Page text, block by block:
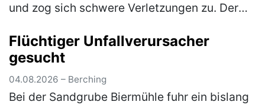
und zog sich schwere Verletzungen zu. Der
Radweg von Weihersdorf in Richtun…
Flüchtiger Unfallverursacher
gesucht
04.08.2026 – Berching
Bei der Sandgrube Biermühle fuhr ein bislang